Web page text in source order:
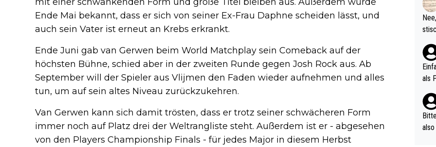
Ende Mai bekannt, dass er sich von seiner Ex-Frau Daphne scheiden lässt, und
auch sein Vater ist erneut an Krebs erkrankt.
Ende Juni gab van Gerwen beim World Matchplay sein Comeback auf der
höchsten Bühne, schied aber in der zweiten Runde gegen Josh Rock aus. Ab
September will der Spieler aus Vlijmen den Faden wieder aufnehmen und alles
tun, um auf sein altes Niveau zurückzukehren.
Van Gerwen kann sich damit trösten, dass er trotz seiner schwächeren Form
immer noch auf Platz drei der Weltrangliste steht. Außerdem ist er - abgesehen
von den Players Championship Finals - für jedes Major in diesem Herbst
(in
als
nes
ttler
vV
als